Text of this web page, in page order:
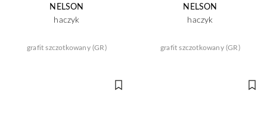
NELSON
haczyk
grafit szczotkowany (GR)
NELSON
haczyk
grafit szczotkowany (GR)